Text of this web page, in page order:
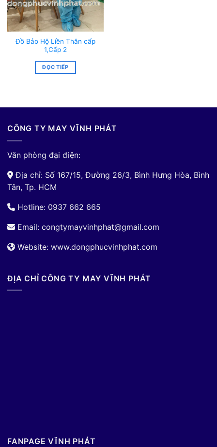
Đồ Bảo Hộ Liền Thân cấp
1,Cấp 2
ĐỌC TIẾP
CÔNG TY MAY VĨNH PHÁT
Văn phòng đại điện:
Địa chỉ: Số 167/15, Đường 26/3, Bình Hưng Hòa, Bình
Tân, Tp. HCM
Hotline: 0937 662 665
Email: congtymayvinhphat@gmail.com
Website: www.dongphucvinhphat.com
ĐỊA CHỈ CÔNG TY MAY VĨNH PHÁT
FANPAGE VĨNH PHÁT